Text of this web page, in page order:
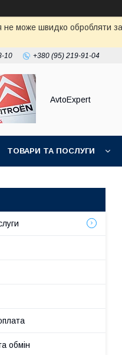
не може швидко обробляти
10 +380 (95) 219-91-04
AvtoExpert
ТОВАРИ ТА ПОСЛУГИ
обмін